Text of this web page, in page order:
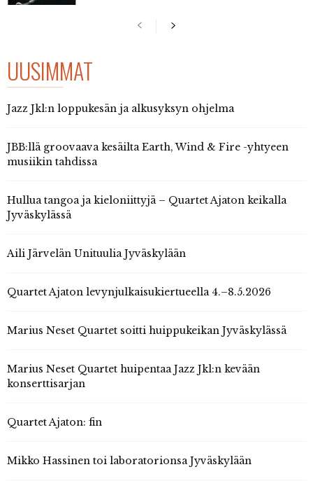
UUSIMMAT
Jazz Jkl:n loppukesän ja alkusyksyn ohjelma
JBB:llä groovaava kesäilta Earth, Wind & Fire -yhtyeen
musiikin tahdissa
Hullua tangoa ja kieloniittyjä – Quartet Ajaton keikalla
Jyväskylässä
Aili Järvelän Unituulia Jyväskylään
Quartet Ajaton levynjulkaisukiertueella 4.–8.5.2026
Marius Neset Quartet soitti huippukeikan Jyväskylässä
Marius Neset Quartet huipentaa Jazz Jkl:n kevään
konserttisarjan
Quartet Ajaton: fin
Mikko Hassinen toi laboratorionsa Jyväskylään